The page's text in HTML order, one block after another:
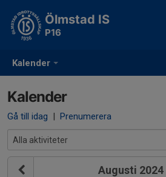
Kalender
Ölmstad IS
P16
Kalender
Gå till idag | Prenumerera
Augusti 2024